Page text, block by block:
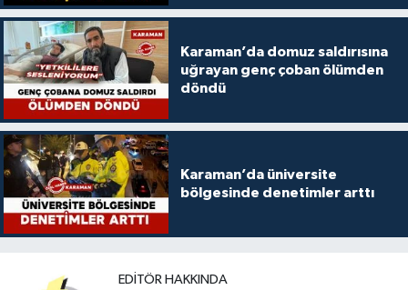
Karaman’da domuz saldırısına
uğrayan genç çoban ölümden
döndü
Karaman’da üniversite
bölgesinde denetimler arttı
EDITÖR HAKKINDA